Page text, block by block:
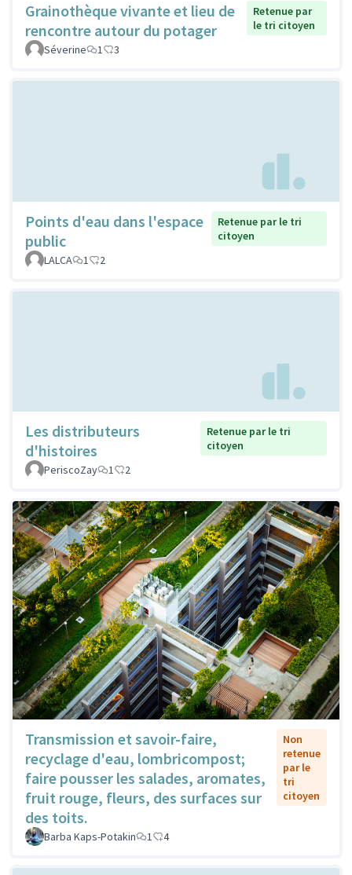
Grainothèque vivante et lieu de
rencontre autour du potager
Retenue par
le tri citoyen
Séverine
1 3
Points d'eau dans l'espace
public
Retenue par le tri
citoyen
LALCA
1 2
Les distributeurs
d'histoires
Retenue par le tri
citoyen
PeriscoZay
1 2
Transmission et savoir-faire,
recyclage d'eau, lombricompost;
faire pousser les salades, aromates,
fruit rouge, fleurs, des surfaces sur
des toits.
Non
retenue
par le
tri
citoyen
Barba Kaps-Potakin 1 4